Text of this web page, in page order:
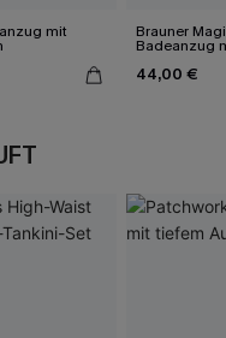
mit Brauner
Badeanzug
Ausschnitt
44,00 €